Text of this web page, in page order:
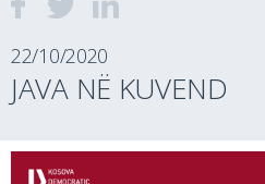
22/10/2020
JAVA NË KUVEND